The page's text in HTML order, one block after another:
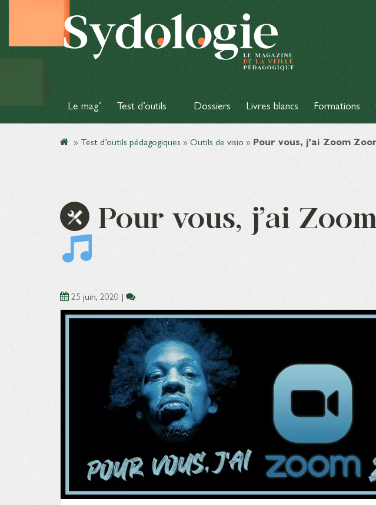
Le mag’ Test d’outils Dossiers Livres blancs Formations
» Test d’outils pédagogiques » Outils de visio » Pour vous, j’ai Zoom
Pour vous, j’ai
25 juin, 2020 |